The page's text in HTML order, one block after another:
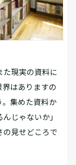
現実の資料に
はありますの
。集めた資料か
じゃないか」
の見せどころで